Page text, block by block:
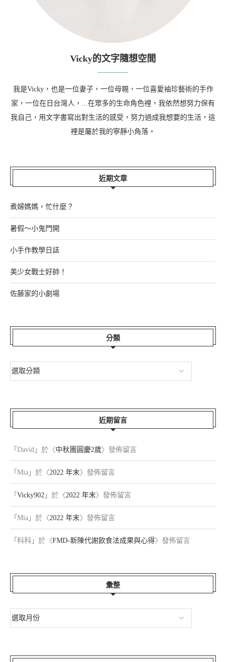
Vicky的文字隨想空間
我是Vicky，也是一位妻子，一位母親，一位喜愛袖珍藝術的手作
家，一位在日台灣人，...在眾多的生命角色裡，我依然想努力保有
我自己，用文字書寫出對生活的感受，努力過成我想要的生活，這
裡是屬於我的寧靜小角落。
近期文章
煮婦媽媽，忙什麼？
暑假～小鬼門開
小手作教學日誌
美少女戰士好帥！
佐藤家的小劇場
分類
近期留言
「 David 」於〈中秋團圓慶2歲〉發佈留言
「 Mia 」於〈2022 年末〉發佈留言
「 Vicky902 」於〈2022 年末〉發佈留言
「 Mia 」於〈2022 年末〉發佈留言
「 科科 」於〈FMD-新陳代謝飲食法成果與心得〉發佈留言
彙整